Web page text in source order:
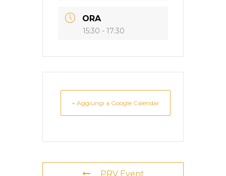
ORA
15:30 - 17:30
+ Aggiungi a Google Calendar
PRV Event